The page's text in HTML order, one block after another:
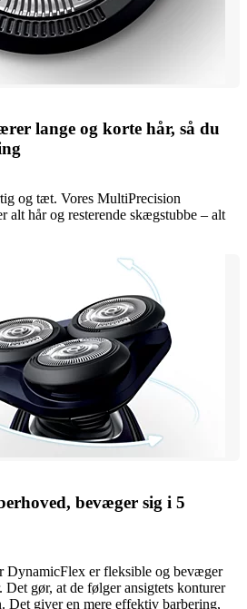
lange og korte hår, så du
og tæt. Vores MultiPrecision
alt hår og resterende skægstubbe – alt
bevæger sig i 5
DynamicFlex er fleksible og bevæger
gør, at de følger ansigtets konturer
Det giver en mere effektiv barbering,